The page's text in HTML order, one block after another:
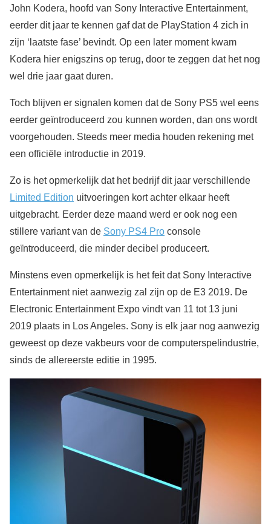
John Kodera, hoofd van Sony Interactive Entertainment,
eerder dit jaar te kennen gaf dat de PlayStation 4 zich in
zijn ‘laatste fase’ bevindt. Op een later moment kwam
Kodera hier enigszins op terug, door te zeggen dat het nog
wel drie jaar gaat duren.
Toch blijven er signalen komen dat de Sony PS5 wel eens
eerder geïntroduceerd zou kunnen worden, dan ons wordt
voorgehouden. Steeds meer media houden rekening met
een officiële introductie in 2019.
Zo is het opmerkelijk dat het bedrijf dit jaar verschillende
Limited Edition uitvoeringen kort achter elkaar heeft
uitgebracht. Eerder deze maand werd er ook nog een
stillere variant van de Sony PS4 Pro console
geïntroduceerd, die minder decibel produceert.
Minstens even opmerkelijk is het feit dat Sony Interactive
Entertainment niet aanwezig zal zijn op de E3 2019. De
Electronic Entertainment Expo vindt van 11 tot 13 juni
2019 plaats in Los Angeles. Sony is elk jaar nog aanwezig
geweest op deze vakbeurs voor de computerspelindustrie,
sinds de allereerste editie in 1995.